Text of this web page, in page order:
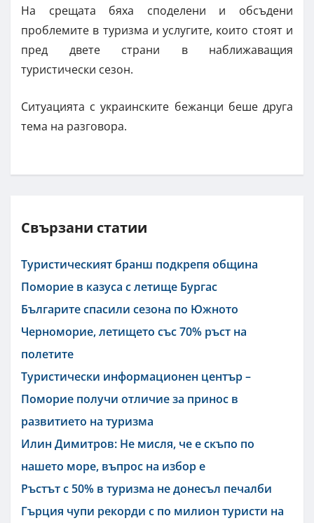
На срещата бяха споделени и обсъдени
проблемите в туризма и услугите, които стоят и
пред двете страни в наближаващия
туристически сезон.
Ситуацията с украинските бежанци беше друга
тема на разговора.
Свързани статии
Туристическият бранш подкрепя община
Поморие в казуса с летище Бургас
Българите спасили сезона по Южното
Черноморие, летището със 70% ръст на
полетите
Туристически информационен център –
Поморие получи отличие за принос в
развитието на туризма
Илин Димитров: Не мисля, че е скъпо по
нашето море, въпрос на избор е
Ръстът с 50% в туризма не донесъл печалби
Гърция чупи рекорди с по милион туристи на